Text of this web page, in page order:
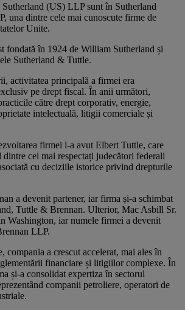
(US) LLP sunt în Sutherland
una dintre cele mai cunoscute firme de
Unite.
fondată în 1924 de William Sutherland și
Sutherland & Tuttle.
activitatea principală a firmei era
pe drept fiscal. În anii următori,
către drept corporativ, energie,
intelectuală, litigii comerciale și
firmei l-a avut Elbert Tuttle, care
cei mai respectați judecători federali
cu deciziile istorice privind drepturile
a devenit partener, iar firma și-a schimbat
Tuttle & Brennan. Ulterior, Mac Asbill Sr.
Washington, iar numele firmei a devenit
LLP.
compania a crescut accelerat, mai ales în
financiare și litigiilor complexe. În
și-a consolidat expertiza în sectorul
companii petroliere, operatori de